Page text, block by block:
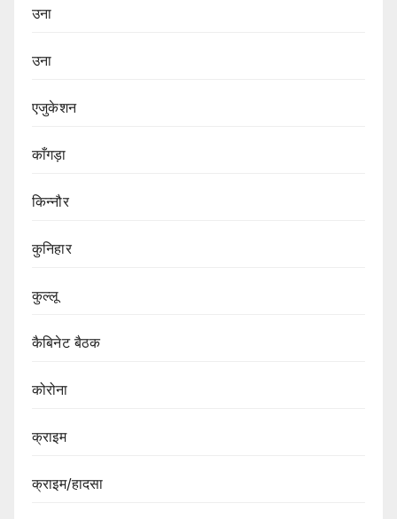
उना
उना
एजुकेशन
काँगड़ा
किन्नौर
कुनिहार
कुल्लू
कैबिनेट बैठक
कोरोना
क्राइम
क्राइम/हादसा